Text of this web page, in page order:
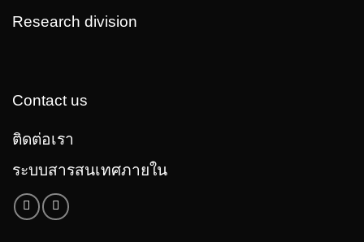
Research division
Contact us
ติดต่อเรา
ระบบสารสนเทศภายใน